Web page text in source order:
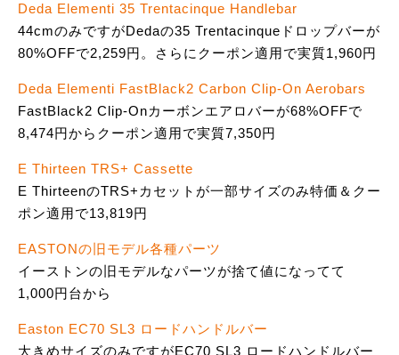
Deda Elementi 35 Trentacinque Handlebar
44cmのみですがDedaの35 Trentacinqueドロップバーが
80%OFFで2,259円。さらにクーポン適用で実質1,960円
Deda Elementi FastBlack2 Carbon Clip-On Aerobars
FastBlack2 Clip-Onカーボンエアロバーが68%OFFで
8,474円からクーポン適用で実質7,350円
E Thirteen TRS+ Cassette
E ThirteenのTRS+カセットが一部サイズのみ特価＆クー
ポン適用で13,819円
EASTONの旧モデル各種パーツ
イーストンの旧モデルなパーツが捨て値になってて
1,000円台から
Easton EC70 SL3 ロードハンドルバー
大きめサイズのみですがEC70 SL3 ロードハンドルバー